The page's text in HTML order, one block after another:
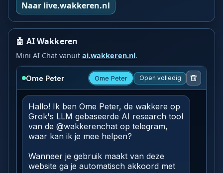
Naar live.wakkeren.nl
🤖 AI Wakkeren
Mini AI Chat vanuitai.wakkeren.nl.